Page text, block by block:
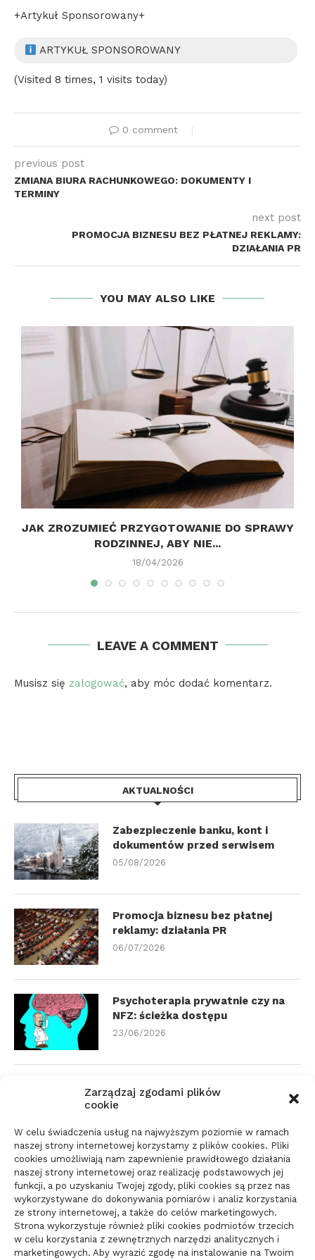
Zarządzaj zgodami plików
cookie
W celu świadczenia usług na najwyższym poziomie w ramach
naszej strony internetowej korzystamy z plików cookies. Pliki
cookies umożliwiają nam zapewnienie prawidłowego działania
naszej strony internetowej oraz realizację podstawowych jej
funkcji, a po uzyskaniu Twojej zgody, pliki cookies są przez nas
wykorzystywane do dokonywania pomiarów i analiz korzystania
ze strony internetowej, a także do celów marketingowych.
Strona wykorzystuje również pliki cookies podmiotów trzecich
w celu korzystania z zewnętrznych narzędzi analitycznych i
marketingowych. Aby wyrazić zgodę na instalowanie na Twoim
+Artykuł Sponsorowany+
ARTYKUŁ SPONSOROWANY
(Visited 8 times, 1 visits today)
0 comment
previous post
ZMIANA BIURA RACHUNKOWEGO: DOKUMENTY I
TERMINY
next post
PROMOCJA BIZNESU BEZ PŁATNEJ REKLAMY:
DZIAŁANIA PR
YOU MAY ALSO LIKE
JAK ZROZUMIEĆ PRZYGOTOWANIE DO SPRAWY
RODZINNEJ, ABY NIE...
18/04/2026
LEAVE A COMMENT
Musisz się zalogować, aby móc dodać komentarz.
AKTUALNOŚCI
Zabezpieczenie banku, kont i
dokumentów przed serwisem
05/08/2026
Promocja biznesu bez płatnej
reklamy: działania PR
06/07/2026
Psychoterapia prywatnie czy na
NFZ: ścieżka dostępu
23/06/2026
Zmiana biura rachunkowego:
dokumenty i terminy
Parkiet do domu do spokojnego
wnętrza: jak wybrać materiał
świadomie
10/06/2026